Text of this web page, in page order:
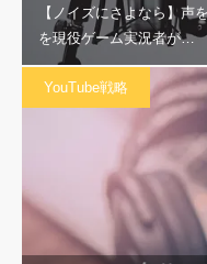
【ノイズにさよなら】声
を現役ゲーム実況者が…
YouTube戦略